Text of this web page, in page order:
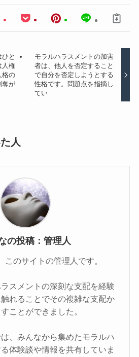
と
人権
格の
奪が
モラルハラスメントの加害
者は、他人を否定すること
で自分を否定しようとする
性格です。問題点を指摘し
てい
人
の投稿：管理人
このサイトの管理人です。
スメントの深刻な支配を経験
れることでその複雑な支配か
ことができました。
、みんなから集めたモラルハ
体験談や情報を共有していま